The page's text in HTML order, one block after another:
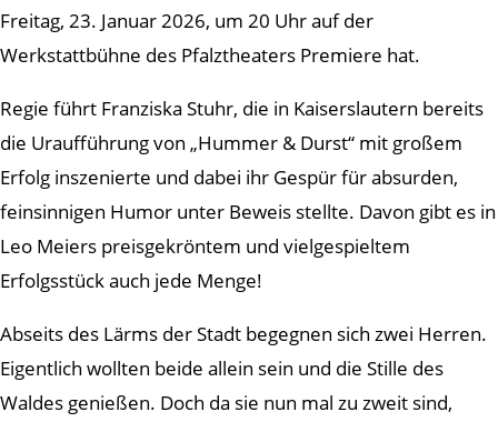
Freitag, 23. Januar 2026, um 20 Uhr auf der
Werkstattbühne des Pfalztheaters Premiere hat.
Regie führt Franziska Stuhr, die in Kaiserslautern bereits
die Uraufführung von „Hummer & Durst“ mit großem
Erfolg inszenierte und dabei ihr Gespür für absurden,
feinsinnigen Humor unter Beweis stellte. Davon gibt es in
Leo Meiers preisgekröntem und vielgespieltem
Erfolgsstück auch jede Menge!
Abseits des Lärms der Stadt begegnen sich zwei Herren.
Eigentlich wollten beide allein sein und die Stille des
Waldes genießen. Doch da sie nun mal zu zweit sind,